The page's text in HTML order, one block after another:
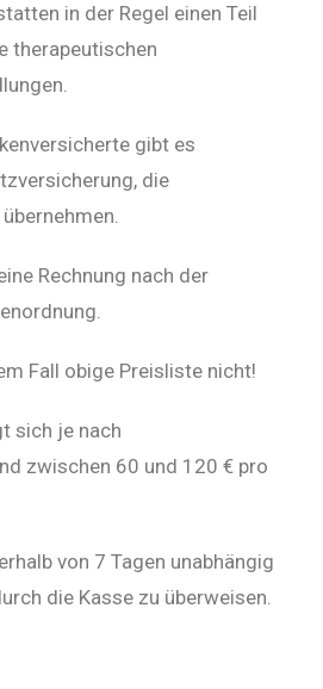
in der Regel einen Teil
therapeutischen
gibt es
die
Rechnung nach der
Fall obige Preisliste nicht!
sich je nach
zwischen 60 und 120 € pro
von 7 Tagen unabhängig
die Kasse zu überweisen.